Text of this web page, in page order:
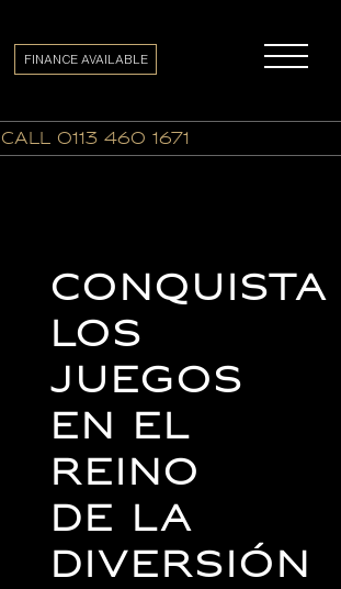
call 0113 460 1671
FINANCE AVAILABLE
Conquista
los
Juegos
en el
Reino
de la
Diversión